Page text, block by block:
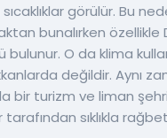
görülür. Bu
bunalırken
O da klima
değildir. Aynı
bir turizm ve liman
tarafından sıklıkla